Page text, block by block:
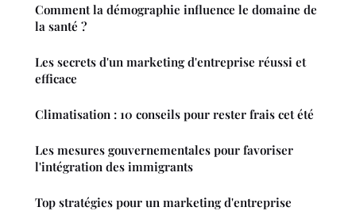
Comment la démographie influence le domaine de
la santé ?
Les secrets d'un marketing d'entreprise réussi et
efficace
Climatisation : 10 conseils pour rester frais cet été
Les mesures gouvernementales pour favoriser
l'intégration des immigrants
Top stratégies pour un marketing d'entreprise